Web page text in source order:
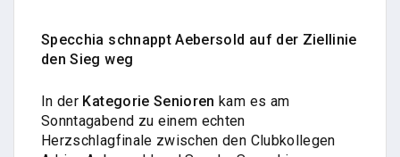
Specchia schnappt Aebersold auf der Ziellinie
den Sieg weg
In der Kategorie Senioren kam es am
Sonntagabend zu einem echten
Herzschlagfinale zwischen den Clubkollegen